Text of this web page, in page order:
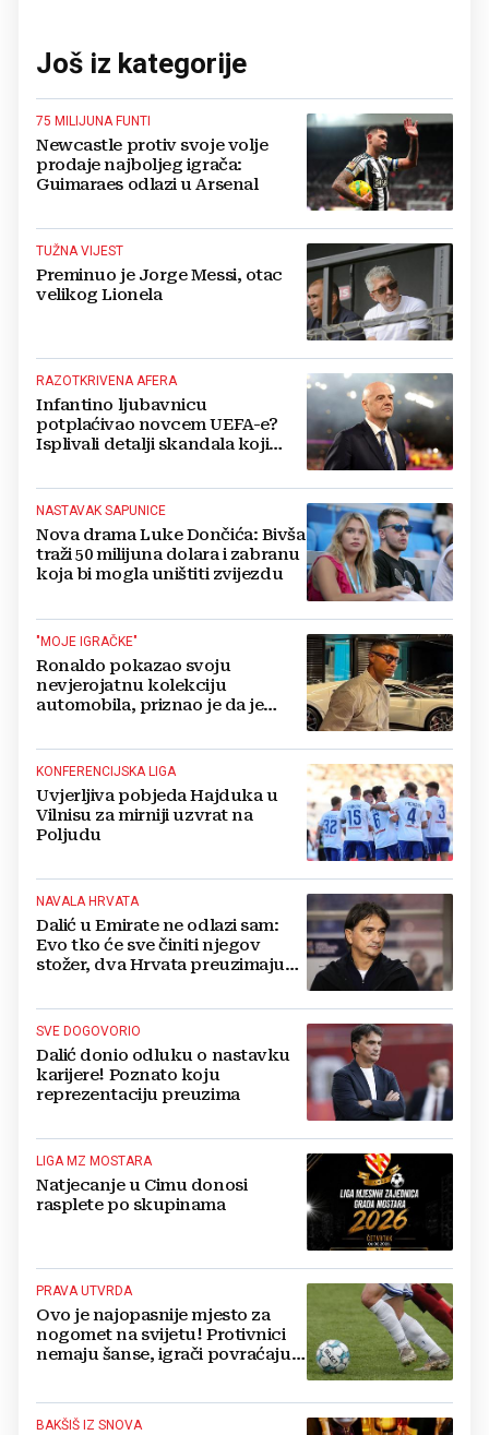
Još iz kategorije
75 MILIJUNA FUNTI
Newcastle protiv svoje volje
prodaje najboljeg igrača:
Guimaraes odlazi u Arsenal
TUŽNA VIJEST
Preminuo je Jorge Messi, otac
velikog Lionela
RAZOTKRIVENA AFERA
Infantino ljubavnicu
potplaćivao novcem UEFA-e?
Isplivali detalji skandala koji
NASTAVAK SAPUNICE
Nova drama Luke Dončića: Bivša
traži 50 milijuna dolara i zabranu
koja bi mogla uništiti zvijezdu
"MOJE IGRAČKE"
Ronaldo pokazao svoju
nevjerojatnu kolekciju
automobila, priznao je da je
KONFERENCIJSKA LIGA
Uvjerljiva pobjeda Hajduka u
Vilnisu za mirniji uzvrat na
Poljudu
NAVALA HRVATA
Dalić u Emirate ne odlazi sam:
Evo tko će sve činiti njegov
stožer, dva Hrvata preuzimaju
SVE DOGOVORIO
Dalić donio odluku o nastavku
karijere! Poznato koju
reprezentaciju preuzima
LIGA MZ MOSTARA
Natjecanje u Cimu donosi
rasplete po skupinama
PRAVA UTVRDA
Ovo je najopasnije mjesto za
nogomet na svijetu! Protivnici
nemaju šanse, igrači povraćaju,
BAKŠIŠ IZ SNOVA